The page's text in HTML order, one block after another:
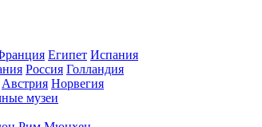
Египет Испания
Россия Голландия
Австрия Норвегия
музеи